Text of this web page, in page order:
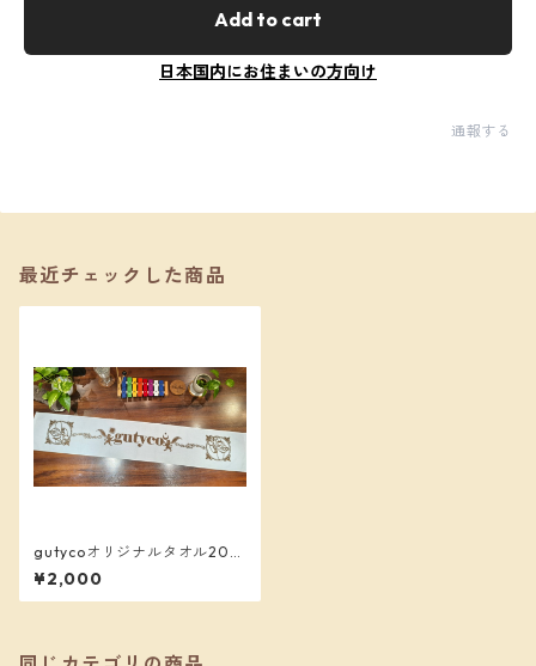
Add to cart
日本国内にお住まいの方向け
通報する
最近チェックした商品
gutycoオリジナルタオル202
5
¥2,000